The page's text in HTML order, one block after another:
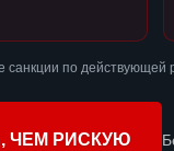
санкции по
ЧЕМ РИСКУЮ